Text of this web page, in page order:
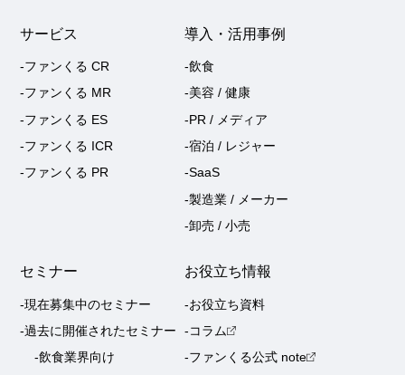
サービス
-ファンくる CR
-ファンくる MR
-ファンくる ES
-ファンくる ICR
-ファンくる PR
導入・活用事例
-飲食
-美容 / 健康
-PR / メディア
-宿泊 / レジャー
-SaaS
-製造業 / メーカー
-卸売 / 小売
セミナー
-現在募集中のセミナー
-過去に開催されたセミナー
-飲食業界向け
お役立ち情報
-お役立ち資料
-コラム
-ファンくる公式 note